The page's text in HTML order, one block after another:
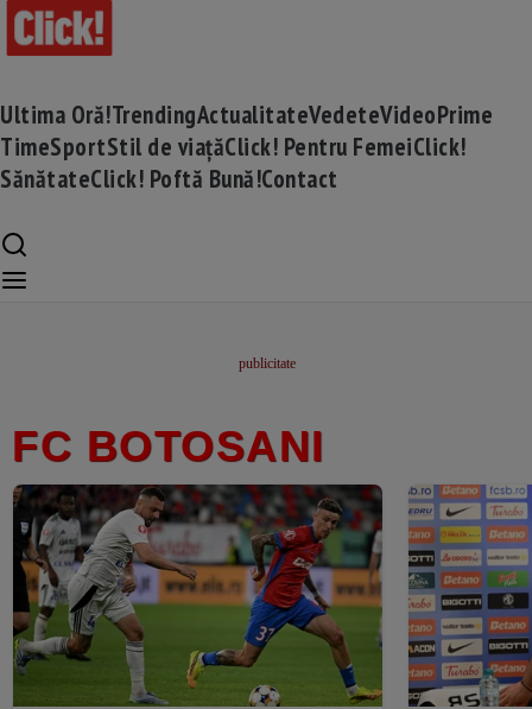
Ultima Oră!TrendingActualitateVedeteVideoPrime
TimeSportStil de viațăClick! Pentru FemeiClick!
SănătateClick! Poftă Bună!Contact
FC BOTOSANI